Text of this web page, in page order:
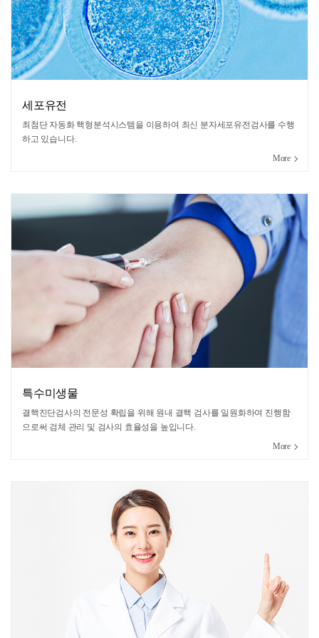
세포유전
최첨단 자동화 핵형분석시스템을 이용하여 최신 분자세포유전검사를 수행
하고 있습니다.
More
특수미생물
결핵진단검사의 전문성 확립을 위해 원내 결핵 검사를 일원화하여 진행함
으로써 검체 관리 및 검사의 효율성을 높입니다.
More